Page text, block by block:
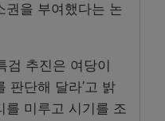
권을 부여했다는 논
검 추진은 여당이
판단해 달라’고 밝
를 미루고 시기를 조